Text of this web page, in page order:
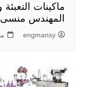
ماكينات
المهندس منسى
engmansy